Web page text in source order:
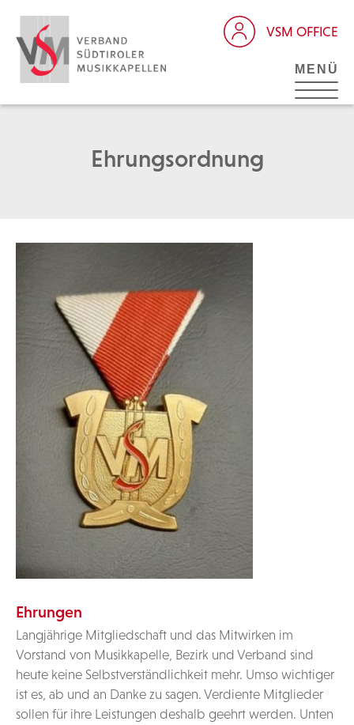
VSM OFFICE
MENÜ
Ehrungsordnung
Ehrungen
Langjährige Mitgliedschaft und das Mitwirken im
Vorstand von Musikkapelle, Bezirk und Verband sind
heute keine Selbstverständlichkeit mehr. Umso wichtiger
ist es, ab und an Danke zu sagen. Verdiente Mitglieder
sollen für ihre Leistungen deshalb geehrt werden. Unten